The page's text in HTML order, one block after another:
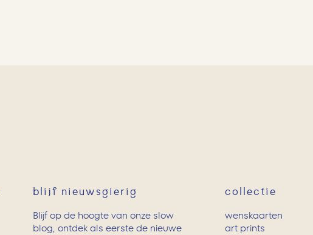
blijf nieuwsgierig
Blijf op de hoogte van onze slow
blog, ontdek als eerste de nieuwe
collectie
wenskaarten
art prints